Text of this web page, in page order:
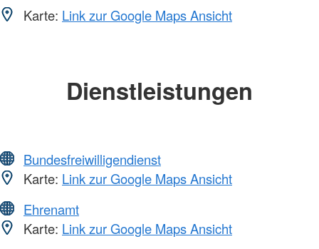
Karte: Link zur Google Maps Ansicht
Dienstleistungen
Bundesfreiwilligendienst
Karte: Link zur Google Maps Ansicht
Ehrenamt
Karte: Link zur Google Maps Ansicht